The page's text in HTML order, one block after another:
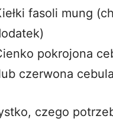
fasoli mung
pokrojona
czerwona
czego